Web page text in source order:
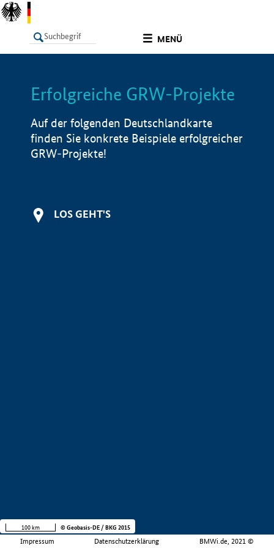
MENÜ
LISTE Info
Erfolgreiche GRW-Projekte
Auf der folgenden Deutschlandkarte
finden Sie konkrete Beispiele erfolgreicher
GRW-Projekte!
LOS GEHT'S
Impressum Datenschutzerklärung BMWi.de, 2021 ©
100 km © Geobasis-DE / BKG 2015